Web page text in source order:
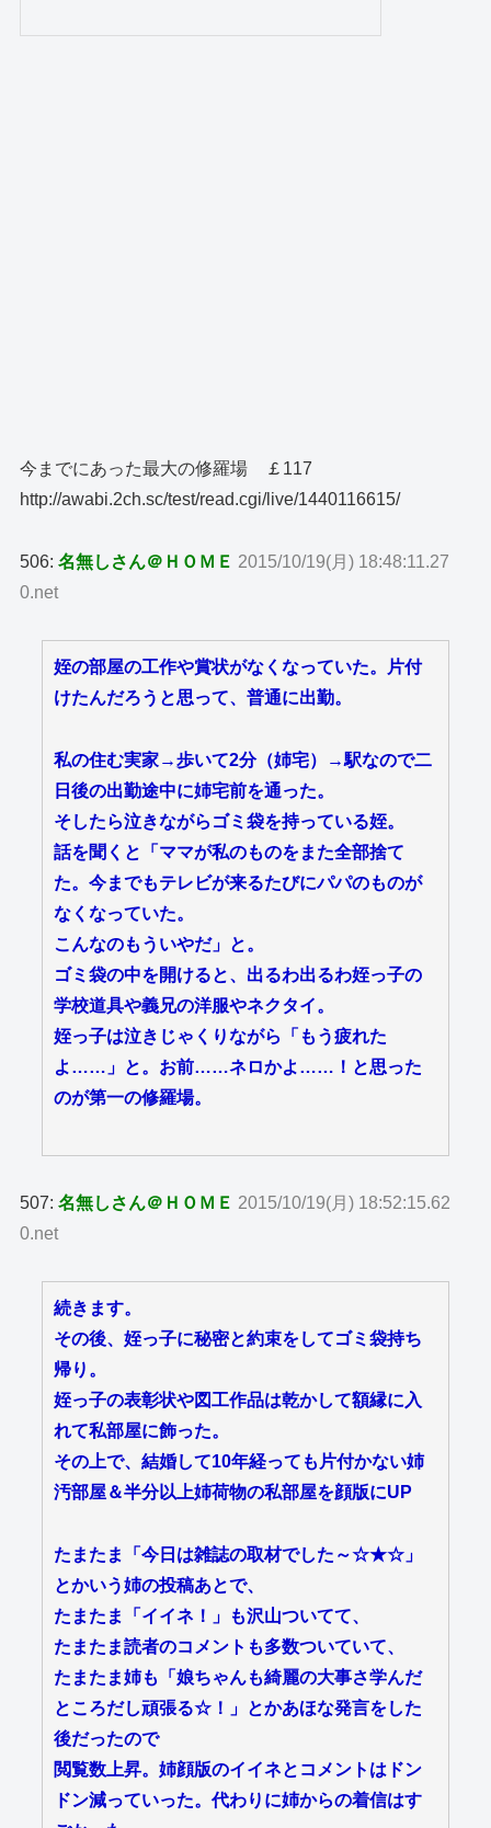
今までにあった最大の修羅場 ￡117
http://awabi.2ch.sc/test/read.cgi/live/1440116615/
506:名無しさん＠ＨＯＭＥ 2015/10/19(月) 18:48:11.27
0.net
姪の部屋の工作や賞状がなくなっていた。片付
けたんだろうと思って、普通に出勤。
私の住む実家→歩いて2分（姉宅）→駅なので二
日後の出勤途中に姉宅前を通った。
そしたら泣きながらゴミ袋を持っている姪。
話を聞くと「ママが私のものをまた全部捨て
た。今までもテレビが来るたびにパパのものが
なくなっていた。
こんなのもういやだ」と。
ゴミ袋の中を開けると、出るわ出るわ姪っ子の
学校道具や義兄の洋服やネクタイ。
姪っ子は泣きじゃくりながら「もう疲れた
よ……」と。お前……ネロかよ……！と思った
のが第一の修羅場。
507:名無しさん＠ＨＯＭＥ 2015/10/19(月) 18:52:15.62
0.net
続きます。
その後、姪っ子に秘密と約束をしてゴミ袋持ち
帰り。
姪っ子の表彰状や図工作品は乾かして額縁に入
れて私部屋に飾った。
その上で、結婚して10年経っても片付かない姉
汚部屋＆半分以上姉荷物の私部屋を顔版にUP
たまたま「今日は雑誌の取材でした～☆★☆」
とかいう姉の投稿あとで、
たまたま「イイネ！」も沢山ついてて、
たまたま読者のコメントも多数ついていて、
たまたま姉も「娘ちゃんも綺麗の大事さ学んだ
ところだし頑張る☆！」とかあほな発言をした
後だったので
閲覧数上昇。姉顔版のイイネとコメントはドン
ドン減っていった。代わりに姉からの着信はす